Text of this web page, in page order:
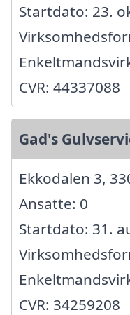
Startdato: 23.
CVR: 44337088
Gad's
Ekkodalen 3,
Ansatte: 0
Startdato: 31.
CVR: 34259208